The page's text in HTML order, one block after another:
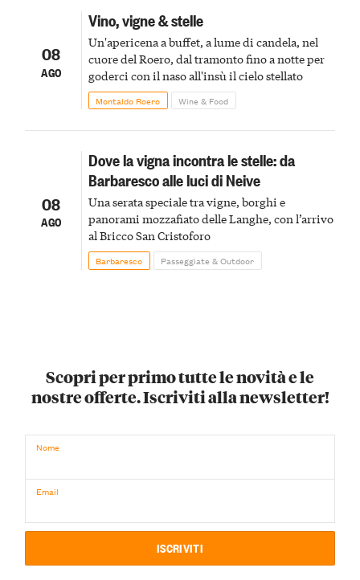
08
AGO
Vino, vigne & stelle
Un'apericena a buffet, a lume di candela, nel
cuore del Roero, dal tramonto fino a notte per
goderci con il naso all'insù il cielo stellato
Montaldo Roero Wine & Food
08
AGO
Dove la vigna incontra le stelle: da
Barbaresco alle luci di Neive
Una serata speciale tra vigne, borghi e
panorami mozzafiato delle Langhe, con l’arrivo
al Bricco San Cristoforo
Barbaresco Passeggiate & Outdoor
Scopri per primo tutte le novità e le
nostre offerte. Iscriviti alla newsletter!
Nome
Email